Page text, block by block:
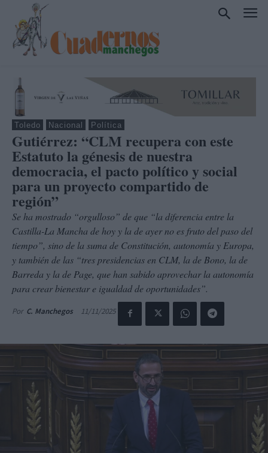
Toledo Nacional Política
Gutiérrez: “CLM recupera con este
Estatuto la génesis de nuestra
democracia, el pacto político y social
para un proyecto compartido de
región”
Se ha mostrado “orgulloso” de que “la diferencia entre la
Castilla-La Mancha de hoy y la de ayer no es fruto del paso del
tiempo”, sino de la suma de Constitución, autonomía y Europa,
y también de las “tres presidencias en CLM, la de Bono, la de
Barreda y la de Page, que han sabido aprovechar la autonomía
para crear bienestar e igualdad de oportunidades”.
Por C. Manchegos 11/11/2025